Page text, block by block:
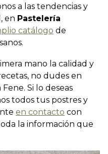
a las tendencias y
en Pastelería
catálogo de
mano la calidad y
no dudes en
Si lo deseas
todos tus postres y
en contacto con
la información que